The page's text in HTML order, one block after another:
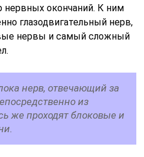
нервных окончаний. К ним
глазодвигательный нерв,
нервы и самый сложный
нерв, отвечающий за
из
же проходят блоковые и